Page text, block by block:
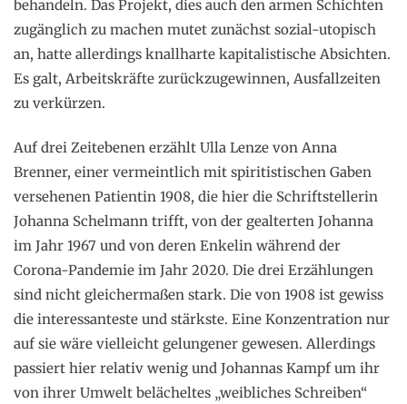
behandeln. Das Projekt, dies auch den armen Schichten
zugänglich zu machen mutet zunächst sozial-utopisch
an, hatte allerdings knallharte kapitalistische Absichten.
Es galt, Arbeitskräfte zurückzugewinnen, Ausfallzeiten
zu verkürzen.
Auf drei Zeitebenen erzählt Ulla Lenze von Anna
Brenner, einer vermeintlich mit spiritistischen Gaben
versehenen Patientin 1908, die hier die Schriftstellerin
Johanna Schelmann trifft, von der gealterten Johanna
im Jahr 1967 und von deren Enkelin während der
Corona-Pandemie im Jahr 2020. Die drei Erzählungen
sind nicht gleichermaßen stark. Die von 1908 ist gewiss
die interessanteste und stärkste. Eine Konzentration nur
auf sie wäre vielleicht gelungener gewesen. Allerdings
passiert hier relativ wenig und Johannas Kampf um ihr
von ihrer Umwelt belächeltes „weibliches Schreiben“